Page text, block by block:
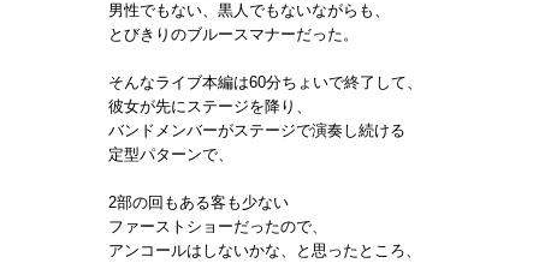
男性でもない、黒人でもないながらも、
とびきりのブルースマナーだった。
そんなライブ本編は60分ちょいで終了して、
彼女が先にステージを降り、
バンドメンバーがステージで演奏し続ける
定型パターンで、
2部の回もある客も少ない
ファーストショーだったので、
アンコールはしないかな、と思ったところ、